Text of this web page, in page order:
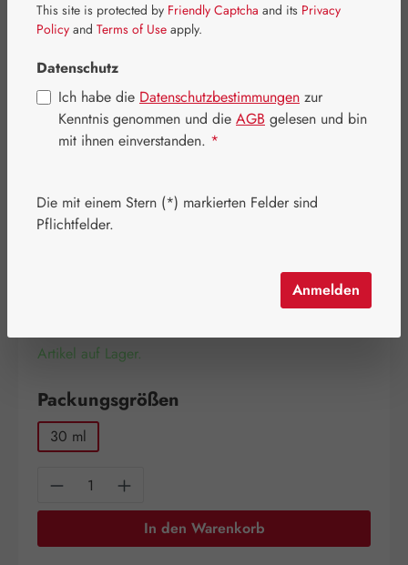
Artikel auf Lager.
Packungsgrößen
30 ml
Produkt Anzahl: Gib den gewünschten
In den Warenkorb
This site is protected by Friendly Captcha and its Privacy
Policy and Terms of Use apply.
Datenschutz
Ich habe die Datenschutzbestimmungen zur
Kenntnis genommen und die AGB gelesen und bin
mit ihnen einverstanden. *
Die mit einem Stern (*) markierten Felder sind
Pflichtfelder.
Anmelden